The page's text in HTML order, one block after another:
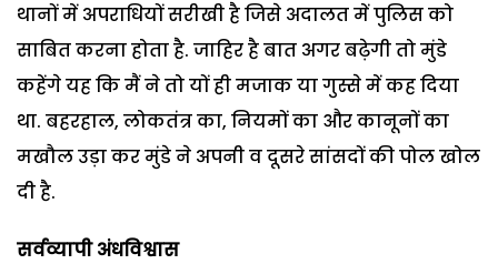
थानों में अपराधियों सरीखी है जिसे अदालत में पुलिस को
साबित करना होता है. जाहिर है बात अगर बढ़ेगी तो मुंडे
कहेंगे यह कि मैं ने तो यों ही मजाक या गुस्से में कह दिया
था. बहरहाल, लोकतंत्र का, नियमों का और कानूनों का
मखौल उड़ा कर मुंडे ने अपनी व दूसरे सांसदों की पोल खोल
दी है.
सर्वव्यापी अंधविश्वास